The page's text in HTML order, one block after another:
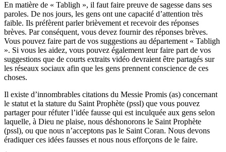
En matière de « Tabligh », il faut faire preuve de sagesse dans ses
paroles. De nos jours, les gens ont une capacité d’attention très
faible. Ils préfèrent parler brièvement et recevoir des réponses
brèves. Par conséquent, vous devez fournir des réponses brèves.
Vous pouvez faire part de vos suggestions au département « Tabligh
». Si vous les aidez, vous pouvez également leur faire part de vos
suggestions que de courts extraits vidéo devraient être partagés sur
les réseaux sociaux afin que les gens prennent conscience de ces
choses.
Il existe d’innombrables citations du Messie Promis (as) concernant
le statut et la stature du Saint Prophète (pssl) que vous pouvez
partager pour réfuter l’idée fausse qui est inculquée aux gens selon
laquelle, à Dieu ne plaise, nous déshonorons le Saint Prophète
(pssl), ou que nous n’acceptons pas le Saint Coran. Nous devons
éradiquer ces idées fausses et nous nous efforçons de le faire.